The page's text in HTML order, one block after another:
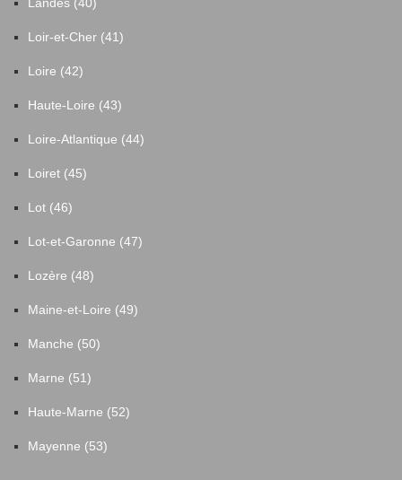
Loir-et-Cher (41)
Loire (42)
Haute-Loire (43)
Loire-Atlantique (44)
Loiret (45)
Lot (46)
Lot-et-Garonne (47)
Lozère (48)
Maine-et-Loire (49)
Manche (50)
Marne (51)
Haute-Marne (52)
Mayenne (53)